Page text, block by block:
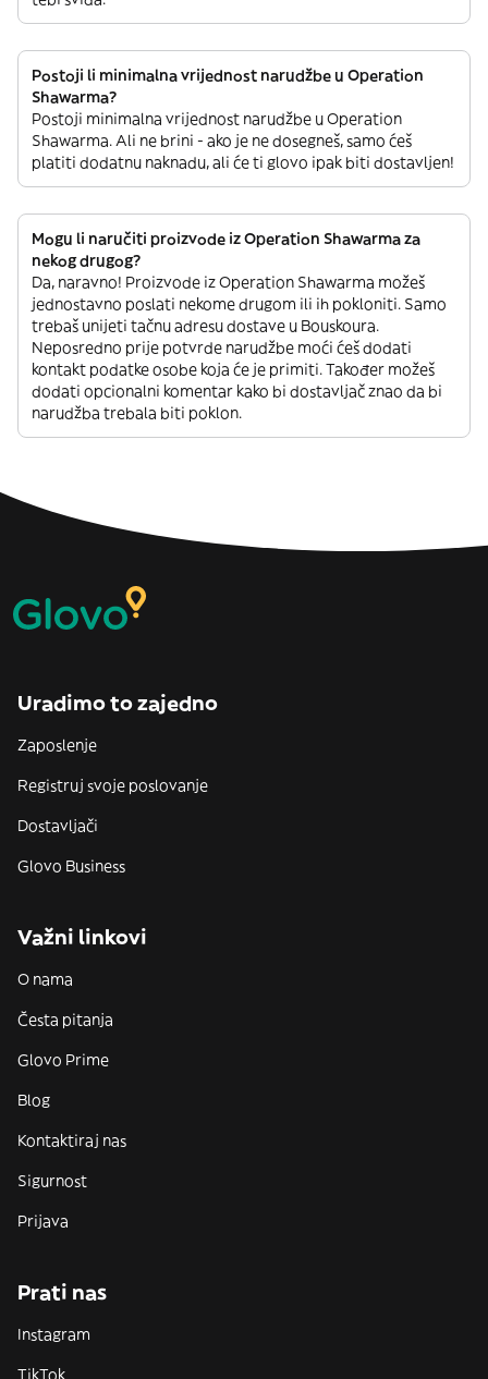
Postoji li minimalna vrijednost narudžbe u Operation
Shawarma?
Postoji minimalna vrijednost narudžbe u Operation
Shawarma. Ali ne brini - ako je ne dosegneš, samo ćeš
platiti dodatnu naknadu, ali će ti glovo ipak biti dostavljen!
Mogu li naručiti proizvode iz Operation Shawarma za
nekog drugog?
Da, naravno! Proizvode iz Operation Shawarma možeš
jednostavno poslati nekome drugom ili ih pokloniti. Samo
trebaš unijeti tačnu adresu dostave u Bouskoura.
Neposredno prije potvrde narudžbe moći ćeš dodati
kontakt podatke osobe koja će je primiti. Također možeš
dodati opcionalni komentar kako bi dostavljač znao da bi
narudžba trebala biti poklon.
Uradimo to zajedno
Zaposlenje
Registruj svoje poslovanje
Dostavljači
Glovo Business
Važni linkovi
O nama
Česta pitanja
Glovo Prime
Blog
Kontaktiraj nas
Sigurnost
Prijava
Prati nas
Instagram
TikTok